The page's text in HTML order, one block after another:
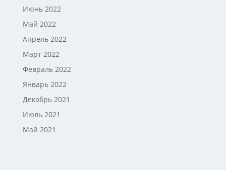
Июнь 2022
Май 2022
Апрель 2022
Март 2022
Февраль 2022
Январь 2022
Декабрь 2021
Июль 2021
Май 2021